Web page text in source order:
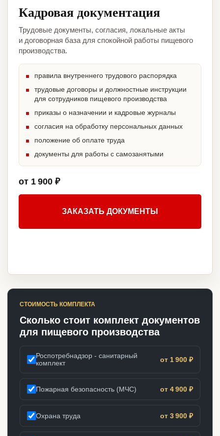
Кадровая документация
Трудовые документы, согласия, локальные акты
и договорная база для спокойной работы пищевого
производства.
правила внутреннего трудового распорядка
трудовые договоры и должностные инструкции
для сотрудников пищевого производства
приказы о назначении и кадровые журналы
согласия на обработку персональных данных
положение об оплате труда
документы для работы с самозанятыми
от 1 900 ₽
ЗАКАЗАТЬ ДОКУМЕНТЫ
СТОИМОСТЬ КОМПЛЕКТА
Сколько стоит комплект документов
для пищевого производства
Роспотребнадзор - санитарный
комплект
от 1 900 ₽
Пожарная безопасность (МЧС) от 4 900 ₽
Охрана труда от 3 900 ₽